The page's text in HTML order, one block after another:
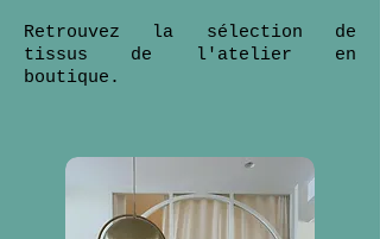
Retrouvez la sélection de
tissus de l'atelier en
boutique.